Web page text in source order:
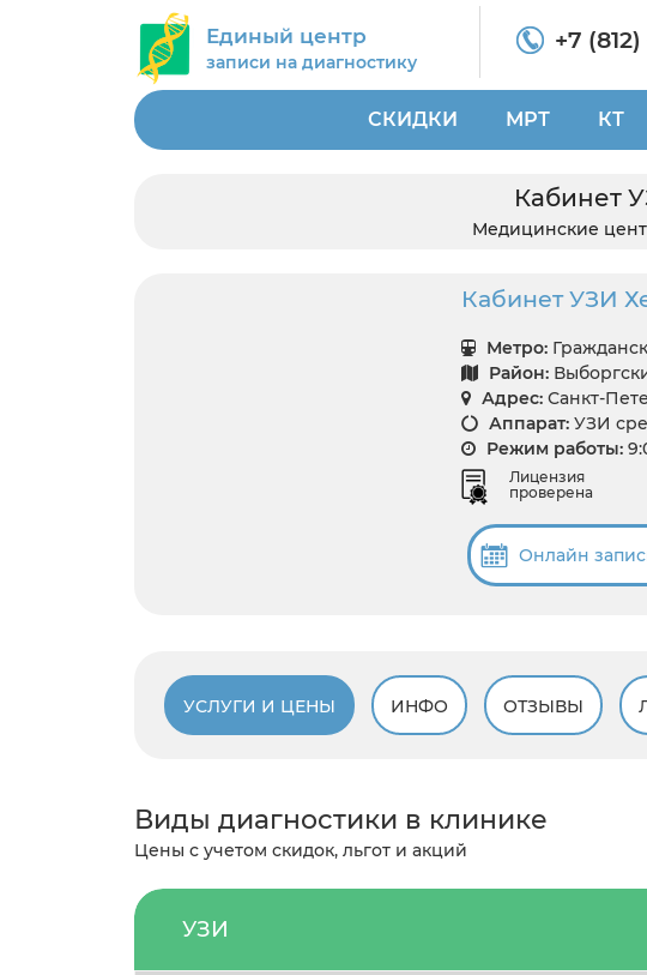
Единый центр
записи на диагностику
+7
СКИДКИ МРТ КТ
Кабинет
Медицинские
Кабинет УЗИ
Метро:
Район:
Адрес: Санкт-
Аппарат: УЗИ
Режим работы:
Лицензия
проверена
Онлайн
УСЛУГИ И ЦЕНЫ ИНФО ОТЗЫВЫ
Виды диагностики в клинике
Цены с учетом скидок, льгот и акций
УЗИ